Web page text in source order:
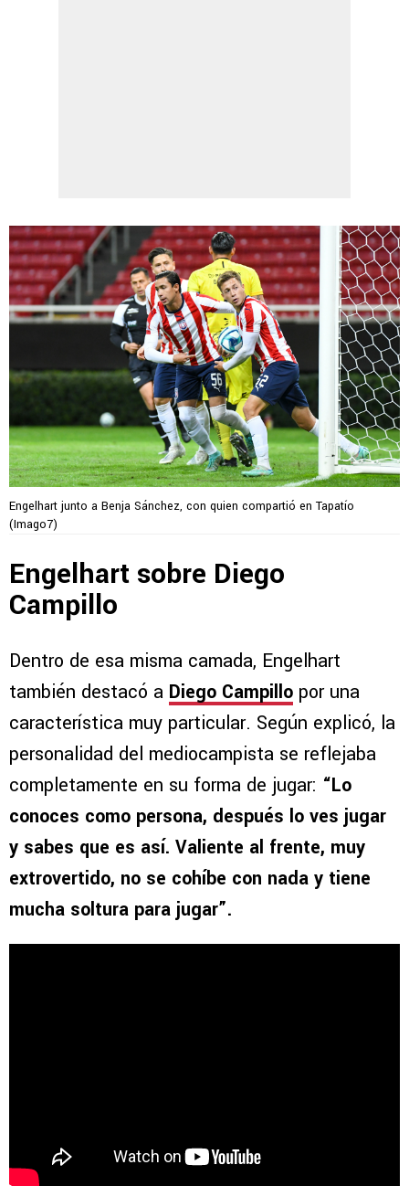
Engelhart junto a Benja Sánchez, con quien compartió en Tapatío
(Imago7)
Engelhart sobre Diego
Campillo
Dentro de esa misma camada, Engelhart
también destacó a Diego Campillo por una
característica muy particular. Según explicó, la
personalidad del mediocampista se reflejaba
completamente en su forma de jugar: “Lo
conoces como persona, después lo ves jugar
y sabes que es así. Valiente al frente, muy
extrovertido, no se cohíbe con nada y tiene
mucha soltura para jugar”.